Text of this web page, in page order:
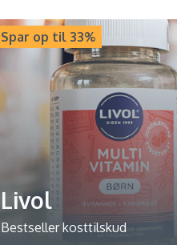
Spar op til 33%
Livol
Bestseller kosttilskud